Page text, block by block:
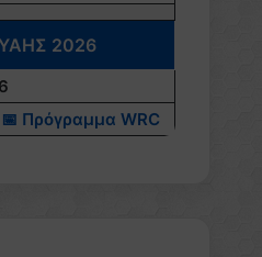
2026
📅 Πρόγραμμα WRC